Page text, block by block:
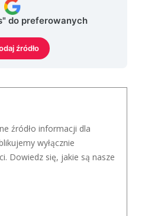
do preferowanych
źródło
źródło informacji dla
wyłącznie
Dowiedz się, jakie są nasze